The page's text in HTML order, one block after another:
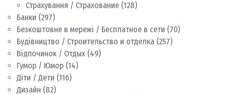
Страхування / Страхование (128)
Банки (297)
Безкоштовне в мережі / Бесплатное в сети (70)
Будівництво / Строительство и отделка (257)
Відпочинок / Отдых (49)
Гумор / Юмор (14)
Діти / Дети (116)
Дизайн (82)